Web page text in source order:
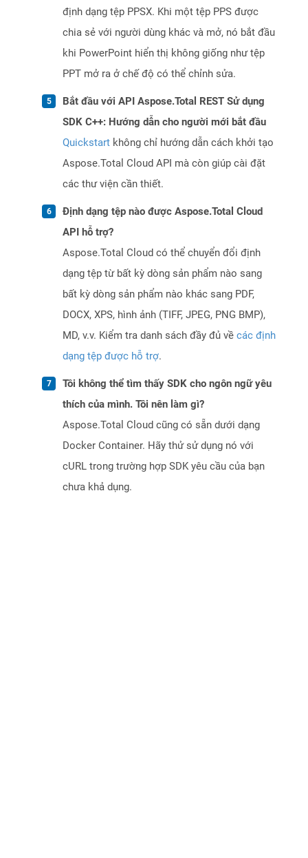
định dạng tệp PPSX. Khi một tệp PPS được
chia sẻ với người dùng khác và mở, nó bắt đầu
khi PowerPoint hiển thị không giống như tệp
PPT mở ra ở chế độ có thể chỉnh sửa.
Bắt đầu với API Aspose.Total REST Sử dụng
SDK C++: Hướng dẫn cho người mới bắt đầu
Quickstart không chỉ hướng dẫn cách khởi tạo
Aspose.Total Cloud API mà còn giúp cài đặt
các thư viện cần thiết.
Định dạng tệp nào được Aspose.Total Cloud
API hỗ trợ?
Aspose.Total Cloud có thể chuyển đổi định
dạng tệp từ bất kỳ dòng sản phẩm nào sang
bất kỳ dòng sản phẩm nào khác sang PDF,
DOCX, XPS, hình ảnh (TIFF, JPEG, PNG BMP),
MD, v.v. Kiểm tra danh sách đầy đủ về các định
dạng tệp được hỗ trợ.
Tôi không thể tìm thấy SDK cho ngôn ngữ yêu
thích của mình. Tôi nên làm gì?
Aspose.Total Cloud cũng có sẵn dưới dạng
Docker Container. Hãy thử sử dụng nó với
cURL trong trường hợp SDK yêu cầu của bạn
chưa khả dụng.